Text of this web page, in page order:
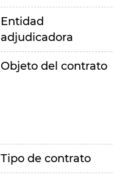
Entidad
adjudicadora
Objeto del contrato
Tipo de contrato